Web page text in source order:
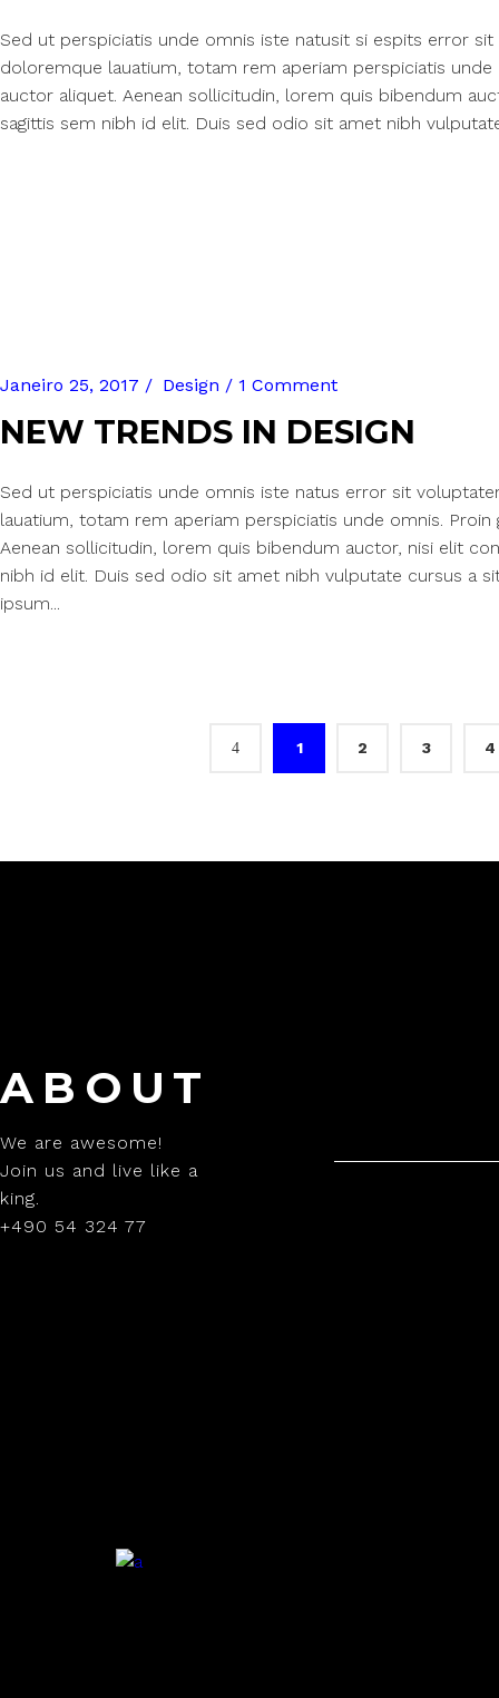
Sed ut perspiciatis unde omnis iste natusit si espits error
doloremque lauatium, totam rem aperiam perspiciatis unde
auctor aliquet. Aenean sollicitudin, lorem quis bibendum
sagittis sem nibh id elit. Duis sed odio sit amet nibh
Janeiro 25, 2017 Design 1 Comment
NEW TRENDS IN DESIGN
Sed ut perspiciatis unde omnis iste natus error sit
lauatium, totam rem aperiam perspiciatis unde omnis.
Aenean sollicitudin, lorem quis bibendum auctor, nisi elit
nibh id elit. Duis sed odio sit amet nibh vulputate cursus a
ipsum...
1 2 3 4
ABOUT
We are awesome!
Join us and live like a
king.
+490 54 324 77